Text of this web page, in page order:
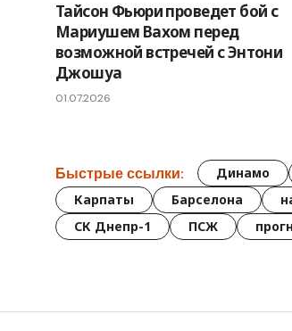
Тайсон Фьюри проведет бой с
Мариушем Вахом перед
возможной встречей с Энтони
Джошуа
01.07.2026
Быстрые ссылки: Динамо
Карпаты
Барселона
СК Днепр-1
ПСЖ